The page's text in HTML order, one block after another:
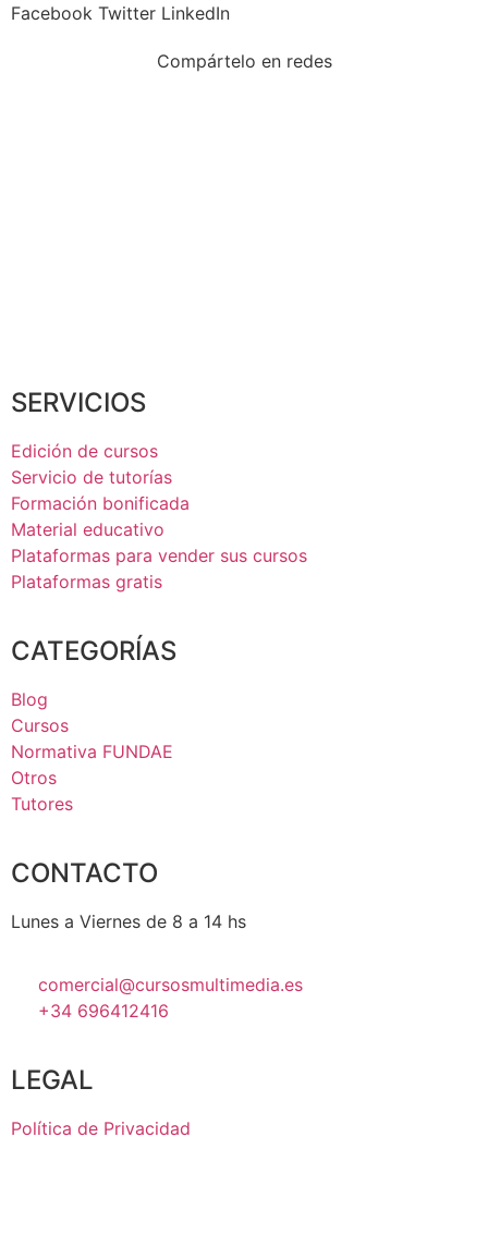
Facebook Twitter LinkedIn
Compártelo en redes
SERVICIOS
Edición de cursos
Servicio de tutorías
Formación bonificada
Material educativo
Plataformas para vender sus cursos
Plataformas gratis
CATEGORÍAS
Blog
Cursos
Normativa FUNDAE
Otros
Tutores
CONTACTO
Lunes a Viernes de 8 a 14 hs
comercial@cursosmultimedia.es
+34 696412416
LEGAL
Política de Privacidad